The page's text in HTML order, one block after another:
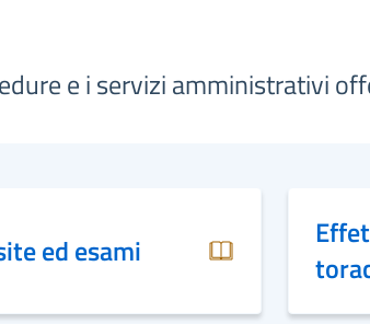
e i servizi amministrativi
ed esami